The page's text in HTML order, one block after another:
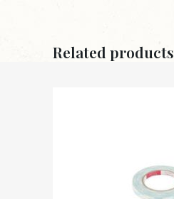
Related products